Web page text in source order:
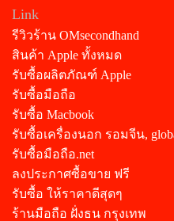
Link
รีวิวร้าน OMsecondhand
สินค้า Apple ทั้งหมด
รับซื้อผลิตภัณฑ์ Apple
รับซื้อมือถือ
รับซื้อ Macbook
รับซื้อเครื่องนอก รอมจีน,
รับซื้อมือถือ.net
ลงประกาศซื้อขาย ฟรี
รับซื้อ ให้ราคาดีสุดๆ
ร้านมือถือ ฝั่งธน กรุงเทพ